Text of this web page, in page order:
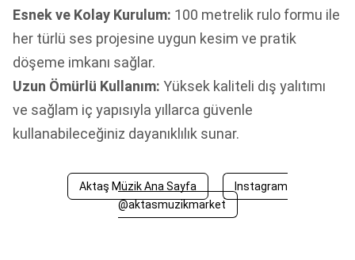
Esnek ve Kolay Kurulum: 100 metrelik rulo formu ile
her türlü ses projesine uygun kesim ve pratik
döşeme imkanı sağlar.
Uzun Ömürlü Kullanım: Yüksek kaliteli dış yalıtımı
ve sağlam iç yapısıyla yıllarca güvenle
kullanabileceğiniz dayanıklılık sunar.
Aktaş Müzik Ana Sayfa
Instagram
@aktasmuzikmarket